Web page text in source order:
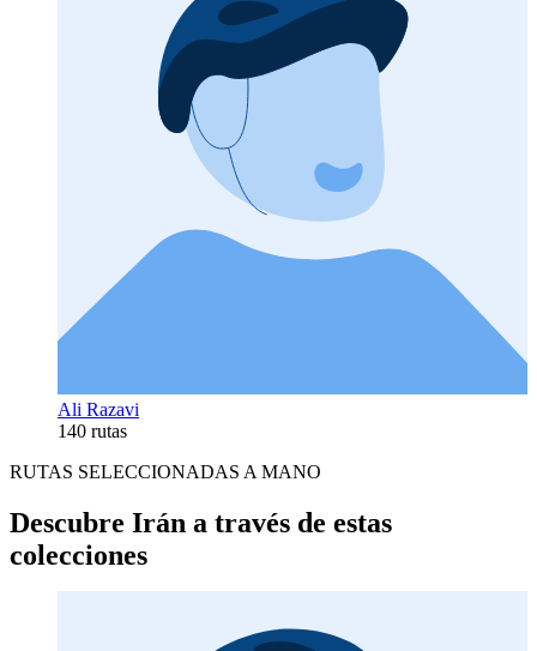
Ali Razavi
140 rutas
RUTAS SELECCIONADAS A MANO
Descubre Irán a través de estas
colecciones